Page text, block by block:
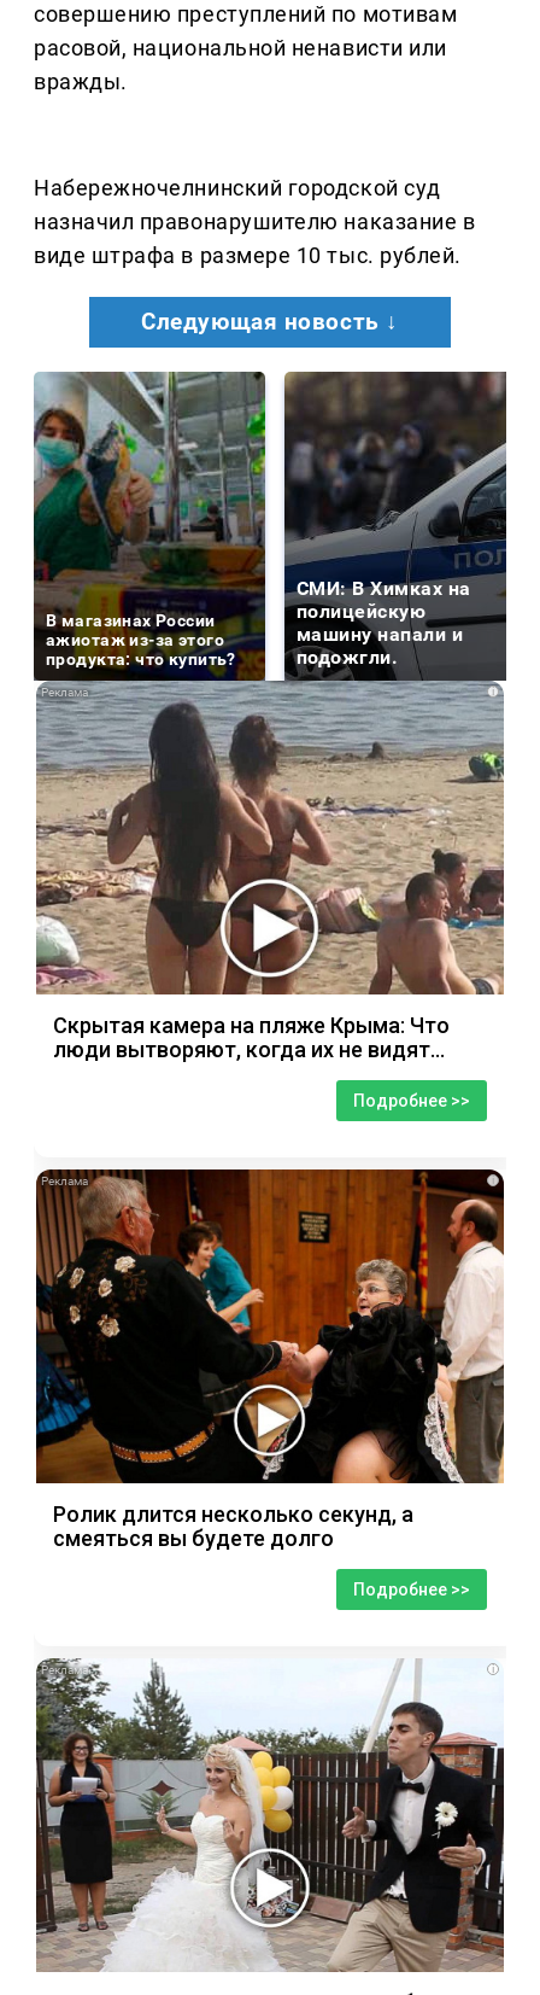
совершению преступлений по мотивам
расовой, национальной ненависти или
вражды.
Набережночелнинский городской суд
назначил правонарушителю наказание в
виде штрафа в размере 10 тыс. рублей.
Следующая новость ↓
В магазинах России
ажиотаж из-за этого
продукта: что купить?
СМИ: В Химках на
полицейскую
машину напали и
подожгли.
i
Скрытая камера на пляже Крыма: Что
люди вытворяют, когда их не видят...
Подробнее >>
i
Ролик длится несколько секунд, а
смеяться вы будете долго
Подробнее >>
i